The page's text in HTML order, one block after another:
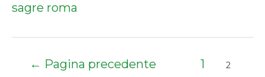
sagre roma
← Pagina precedente 1 2